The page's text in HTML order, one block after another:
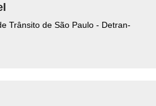
Trânsito de São Paulo - Detran-